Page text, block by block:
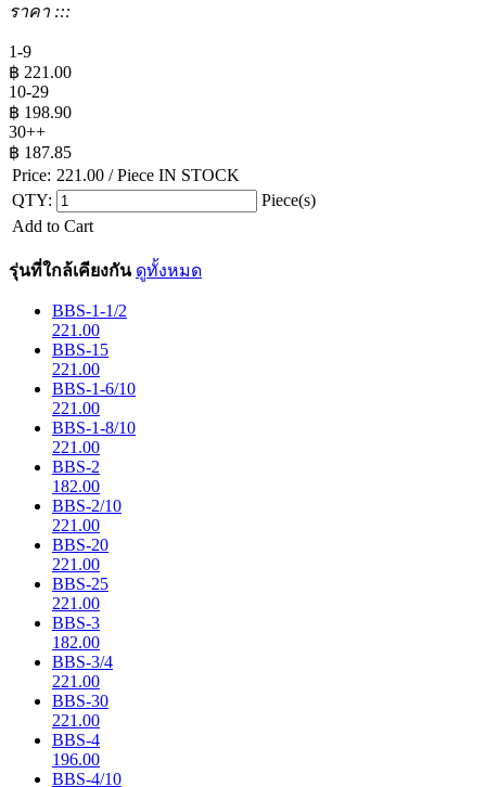
ราคา :::
1-9
฿ 221.00
10-29
฿ 198.90
30++
฿ 187.85
Price: 221.00 / Piece IN STOCK
QTY:
Piece(s)
Add to Cart
รุ่นที่ใกล้เคียงกัน ดูทั้งหมด
BBS-1-1/2
221.00
BBS-15
221.00
BBS-1-6/10
221.00
BBS-1-8/10
221.00
BBS-2
182.00
BBS-2/10
221.00
BBS-20
221.00
BBS-25
221.00
BBS-3
182.00
BBS-3/4
221.00
BBS-30
221.00
BBS-4
196.00
BBS-4/10